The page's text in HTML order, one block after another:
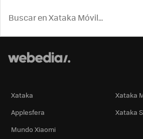
Xataka
Xataka
Applesfera
Xataka
Mundo Xiaomi